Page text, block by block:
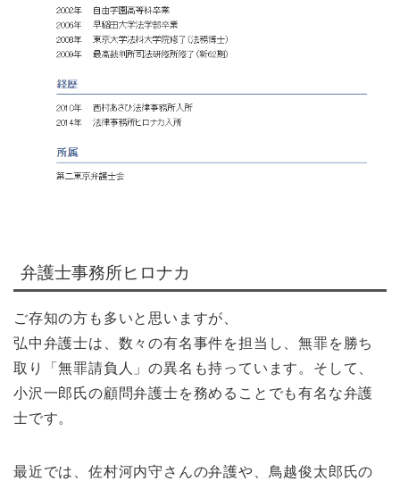
弁護士事務所ヒロナカ
ご存知の方も多いと思いますが、
弘中弁護士は、数々の有名事件を担当し、無罪を勝ち
取り「無罪請負人」の異名も持っています。そして、
小沢一郎氏の顧問弁護士を務めることでも有名な弁護
士です。
最近では、佐村河内守さんの弁護や、鳥越俊太郎氏の